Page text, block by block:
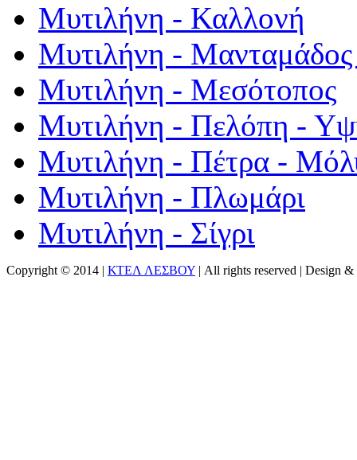
Μυτιλήνη - Καλλονή
Μυτιλήνη - Μανταμάδος
Μυτιλήνη - Μεσότοπος
Μυτιλήνη - Πελόπη -
Μυτιλήνη - Πέτρα -
Μυτιλήνη - Πλωμάρι
Μυτιλήνη - Σίγρι
Copyright © 2014 | ΚΤΕΛ ΛΕΣΒΟΥ | All rights reserved | Design &